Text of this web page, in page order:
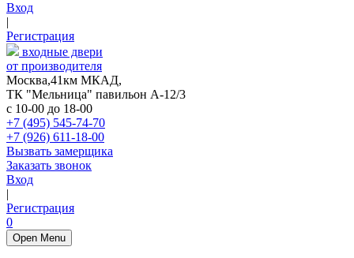
Вход
|
Регистрация
входные двери
от производителя
Москва,41км МКАД,
ТК "Мельница" павильон А-12/3
с 10-00 до 18-00
+7 (495) 545-74-70
+7 (926) 611-18-00
Вызвать замерщика
Заказать звонок
Вход
|
Регистрация
0
Open Menu